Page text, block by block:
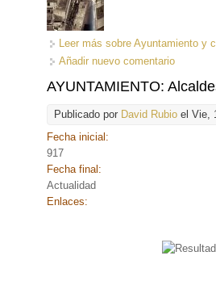
Leer más sobre Ayuntamiento y
Añadir nuevo comentario
AYUNTAMIENTO:
Publicado por David Rubio el Vie,
Fecha inicial:
917
Fecha final:
Actualidad
Enlaces: